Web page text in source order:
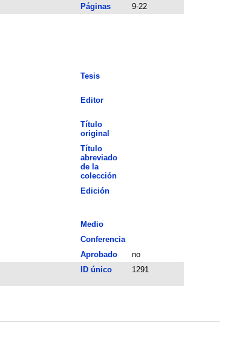
Páginas
9-22
Tesis
Editor
Título
original
Título
abreviado
de la
colección
Edición
Medio
Conferencia
Aprobado
no
ID único 1291